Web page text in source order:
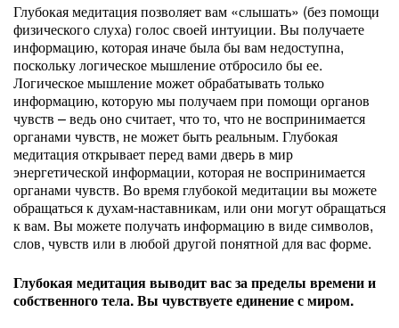
Глубокая медитация позволяет вам «слышать» (без помощи
физического слуха) голос своей интуиции. Вы получаете
информацию, которая иначе была бы вам недоступна,
поскольку логическое мышление отбросило бы ее.
Логическое мышление может обрабатывать только
информацию, которую мы получаем при помощи органов
чувств – ведь оно считает, что то, что не воспринимается
органами чувств, не может быть реальным. Глубокая
медитация открывает перед вами дверь в мир
энергетической информации, которая не воспринимается
органами чувств. Во время глубокой медитации вы можете
обращаться к духам-наставникам, или они могут обращаться
к вам. Вы можете получать информацию в виде символов,
слов, чувств или в любой другой понятной для вас форме.
Глубокая медитация выводит вас за пределы времени и
собственного тела. Вы чувствуете единение с миром.